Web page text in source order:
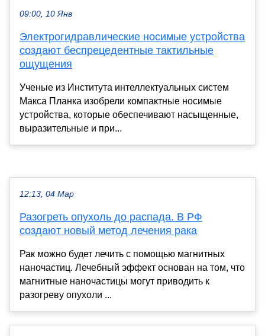
09:00, 10 Янв
Электрогидравлические носимые устройства
создают беспрецедентные тактильные
ощущения
Ученые из Института интеллектуальных систем
Макса Планка изобрели компактные носимые
устройства, которые обеспечивают насыщенные,
выразительные и при...
12:13, 04 Мар
Разогреть опухоль до распада. В РФ
создают новый метод лечения рака
Рак можно будет лечить с помощью магнитных
наночастиц. Лечебный эффект основан на том, что
магнитные наночастицы могут приводить к
разогреву опухоли ...